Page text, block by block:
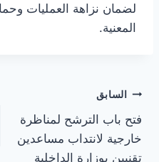
لضمان نزاهة العمليات
المعنية.
تصفّح
المقالات
السابق
فتح باب الترشح لمناظرة
خارجية لانتداب مساعدين
تقنيين بوزارة الداخلية